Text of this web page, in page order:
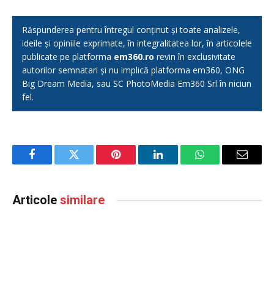
Răspunderea pentru întregul conținut și toate analizele,
ideile și opiniile exprimate, în integralitatea lor, în articolele
publicate pe platforma em360.ro revin în exclusivitate
autorilor semnatari și nu implică platforma em360, ONG
Big Dream Media, sau SC PhotoMedia Em360 Srl în niciun
fel.
FacebookTwitter Pinterest LinkedInWhatsAppEmail
Articole similare